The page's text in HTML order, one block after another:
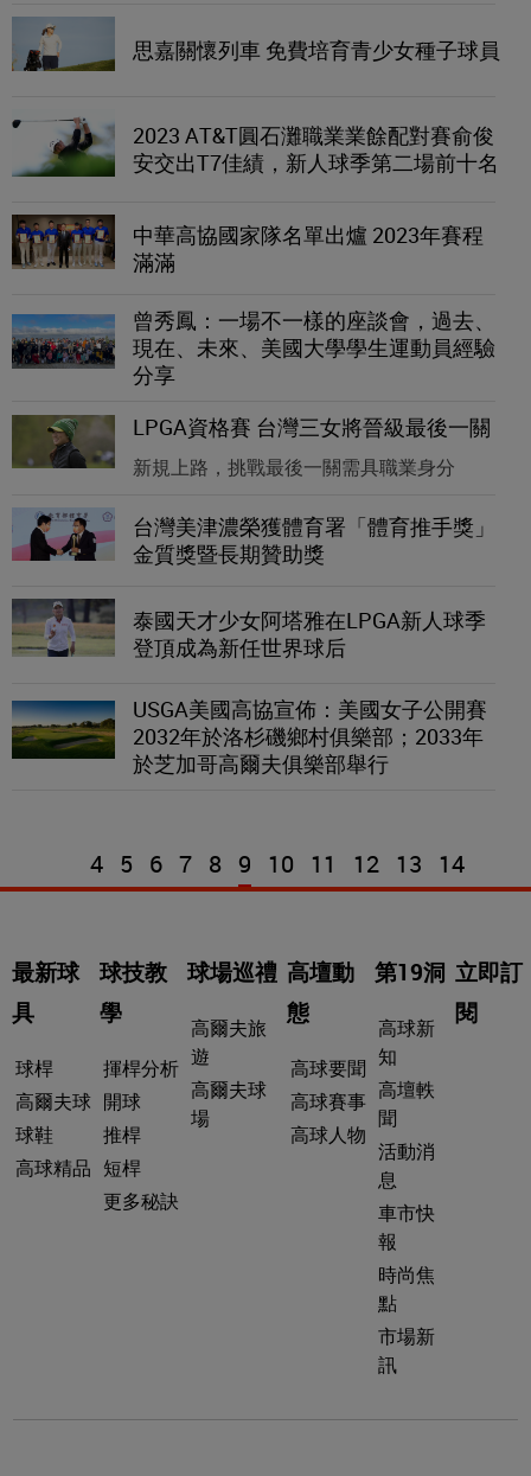
思嘉關懷列車 免費培育青少女種子球員
2023 AT&T圓石灘職業業餘配對賽俞俊
安交出T7佳績，新人球季第二場前十名
中華高協國家隊名單出爐 2023年賽程
滿滿
曾秀鳳：一場不一樣的座談會，過去、
現在、未來、美國大學學生運動員經驗
分享
LPGA資格賽 台灣三女將晉級最後一關
新規上路，挑戰最後一關需具職業身分
台灣美津濃榮獲體育署「體育推手獎」
金質獎暨長期贊助獎
泰國天才少女阿塔雅在LPGA新人球季
登頂成為新任世界球后
USGA美國高協宣佈：美國女子公開賽
2032年於洛杉磯鄉村俱樂部；2033年
於芝加哥高爾夫俱樂部舉行
4 5 6 7 8 9 10 11 12 13 14
最新球
具
球桿
高爾夫球
球鞋
高球精品
球技教
學
揮桿分析
開球
推桿
短桿
更多秘訣
球場巡禮
高爾夫旅
遊
高爾夫球
場
高壇動
態
高球要聞
高球賽事
高球人物
第19洞
高球新
知
高壇軼
聞
活動消
息
車市快
報
時尚焦
點
市場新
訊
立即訂
閱